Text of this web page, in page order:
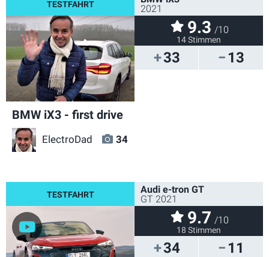
33 13
2021
9.3 /10
14 Stimmen
BMW iX3 - first drive
ElectroDad 34
34 11
Audi e-tron GT
GT 2021
9.7 /10
18 Stimmen